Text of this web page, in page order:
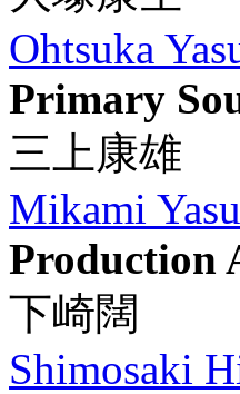
Ohtsuka
Primary
三上康雄
Mikami
Production
下崎闊
Shimosaki